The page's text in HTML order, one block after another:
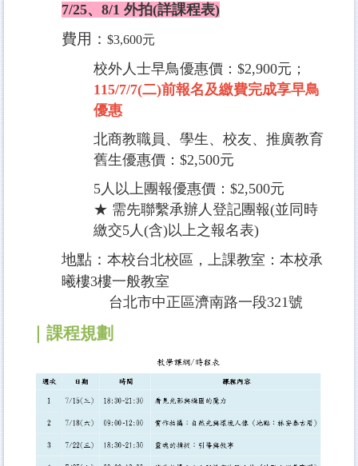
7/25、8/1 外拍(詳課程表)
費用： $3,600元
校外人士早鳥優惠價：$2,900元；
115/7/7(二)前報名及繳費完成享早鳥
優惠
北商教職員、學生、校友、推廣教育
舊生優惠價：$2,500元
5人以上團報優惠價：$2,500元
★ 需先聯繫承辦人登記團報(並同時
繳交5人(含)以上之報名表)
地點： 本校台北校區，上課教室：本校承
曦樓3樓一般教室
台北市中正區濟南路一段321號
｜課程規劃